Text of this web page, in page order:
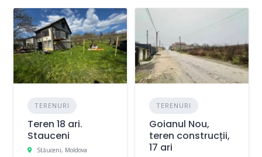
TERENURI
Teren 18 ari.
Stauceni
Stăuceni, Moldova
TERENURI
Goianul Nou,
teren construcții,
17 ari